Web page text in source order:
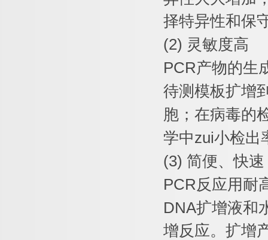
择特异性和保
(2) 灵敏度高
PCR产物的生
待测模板扩增
胞；在病毒的
学中zui小检出
(3) 简便、快速
PCR反应用耐
DNA扩增液和
增反应。扩增